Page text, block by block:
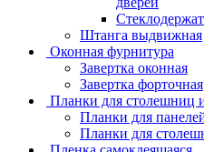
Штанга выдвижная
Оконная фурнитура
Завертка оконная
Завертка форточная
Планки для столешниц
Планки для
Планки для